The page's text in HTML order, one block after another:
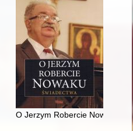
atelier "Secesya" w
O Jerzym Robercie Nowaku :